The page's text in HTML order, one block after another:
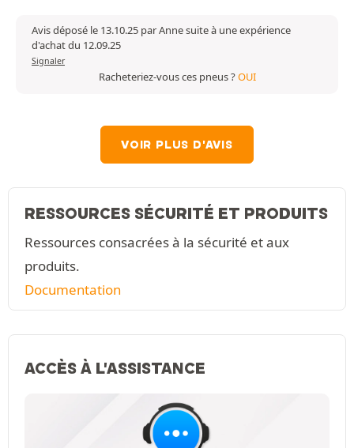
Avis déposé le 13.10.25 par Anne suite à une expérience
d'achat du 12.09.25
Signaler
Racheteriez-vous ces pneus ?OUI
VOIR PLUS D'AVIS
RESSOURCES SÉCURITÉ ET PRODUITS
Ressources consacrées à la sécurité et aux
produits.
Documentation
ACCÈS À L'ASSISTANCE